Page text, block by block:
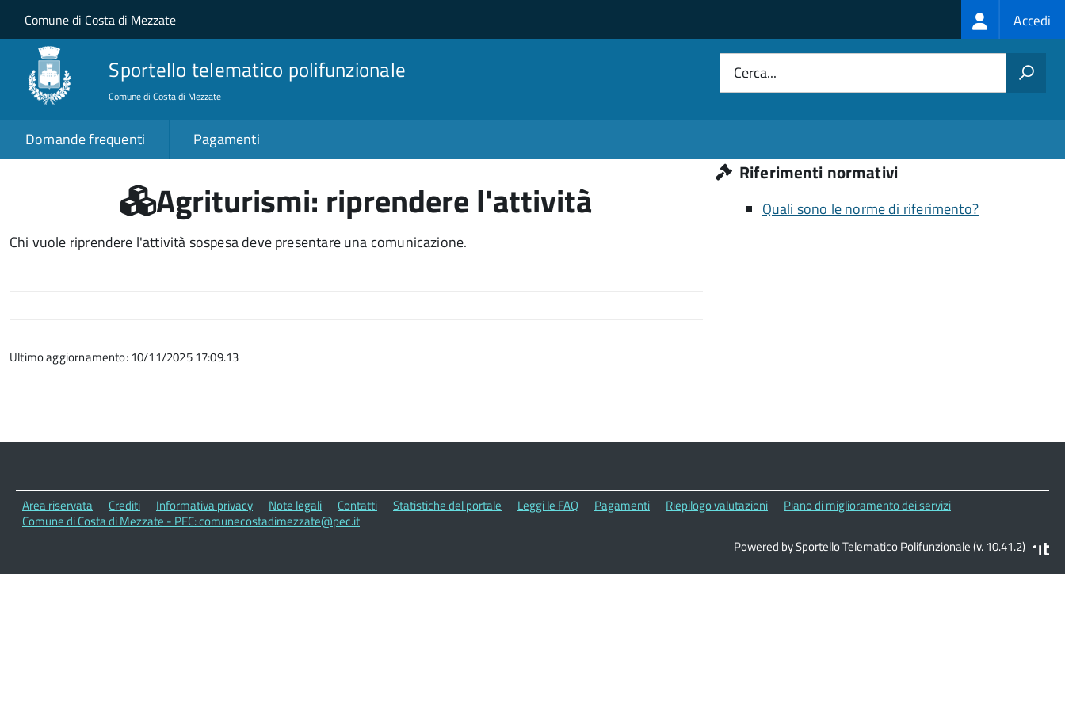
Salta al contenuto principale
Skip to site navigation
Comune di Costa di Mezzate Login
menu
Accedi
Sportello telematico polifunzionale
Comune di Costa di Mezzate
Cerca...
Domande frequenti Pagamenti
Agriturismi: riprendere l'attività
Chi vuole riprendere l'attività sospesa deve presentare una comunicazione.
Ultimo aggiornamento: 10/11/2025 17:09.13
Riferimenti normativi
Quali sono le norme di riferimento?
Area riservata Crediti Informativa privacy Note legali Contatti Statistiche del portale Leggi le FAQ Pagamenti Riepilogo valutazioni
Piano di miglioramento dei servizi
Comune di Costa di Mezzate - PEC: comunecostadimezzate@pec.it
Powered by Sportello Telematico Polifunzionale (v. 10.41.2)